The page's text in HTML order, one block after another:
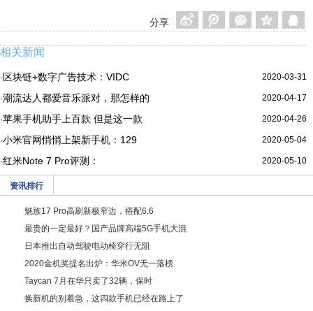
分享
相关新闻
2020-03-31
· 区块链+数字广告技术：VIDC
2020-04-17
·潮流达人都爱音乐派对，那怎样的
2020-04-26
·苹果手机助手上百款 但是这一款
2020-05-04
·小米官网悄悄上架新手机：129
2020-05-10
·红米Note 7 Pro评测：
资讯排行
魅族17 Pro高刷新极窄边，搭配6.6
最贵的一定最好？国产品牌高端5G手机大混
日本推出自动驾驶电动椅穿行无阻
2020金机奖提名出炉：华米OV无一落榜
Taycan 7月在华只卖了32辆，保时
换新机的别着急，这四款手机已经在路上了